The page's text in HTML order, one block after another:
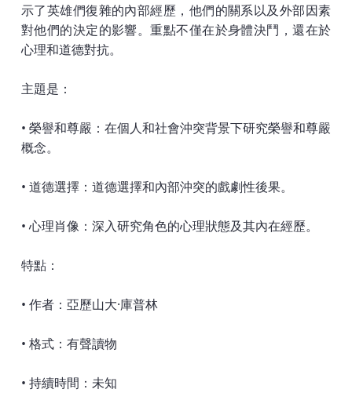
示了英雄們復雜的內部經歷，他們的關系以及外部因素
對他們的決定的影響。重點不僅在於身體決鬥，還在於
心理和道德對抗。
主題是：
• 榮譽和尊嚴：在個人和社會沖突背景下研究榮譽和尊嚴
概念。
• 道德選擇：道德選擇和內部沖突的戲劇性後果。
• 心理肖像：深入研究角色的心理狀態及其內在經歷。
特點：
• 作者：亞歷山大·庫普林
• 格式：有聲讀物
• 持續時間：未知